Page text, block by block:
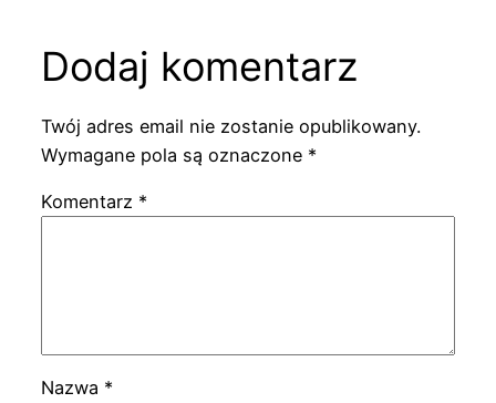
Dodaj komentarz
Twój adres email nie zostanie opublikowany.
Wymagane pola są oznaczone *
Komentarz *
Nazwa *